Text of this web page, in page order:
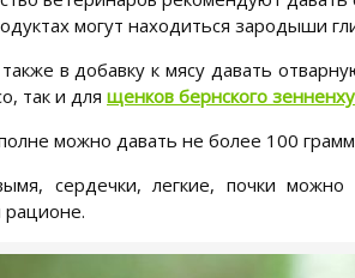
могут находиться зародыши
в добавку к мясу давать
так и для щенков бернского
можно давать не более 100
сердечки, легкие, почки
рационе.